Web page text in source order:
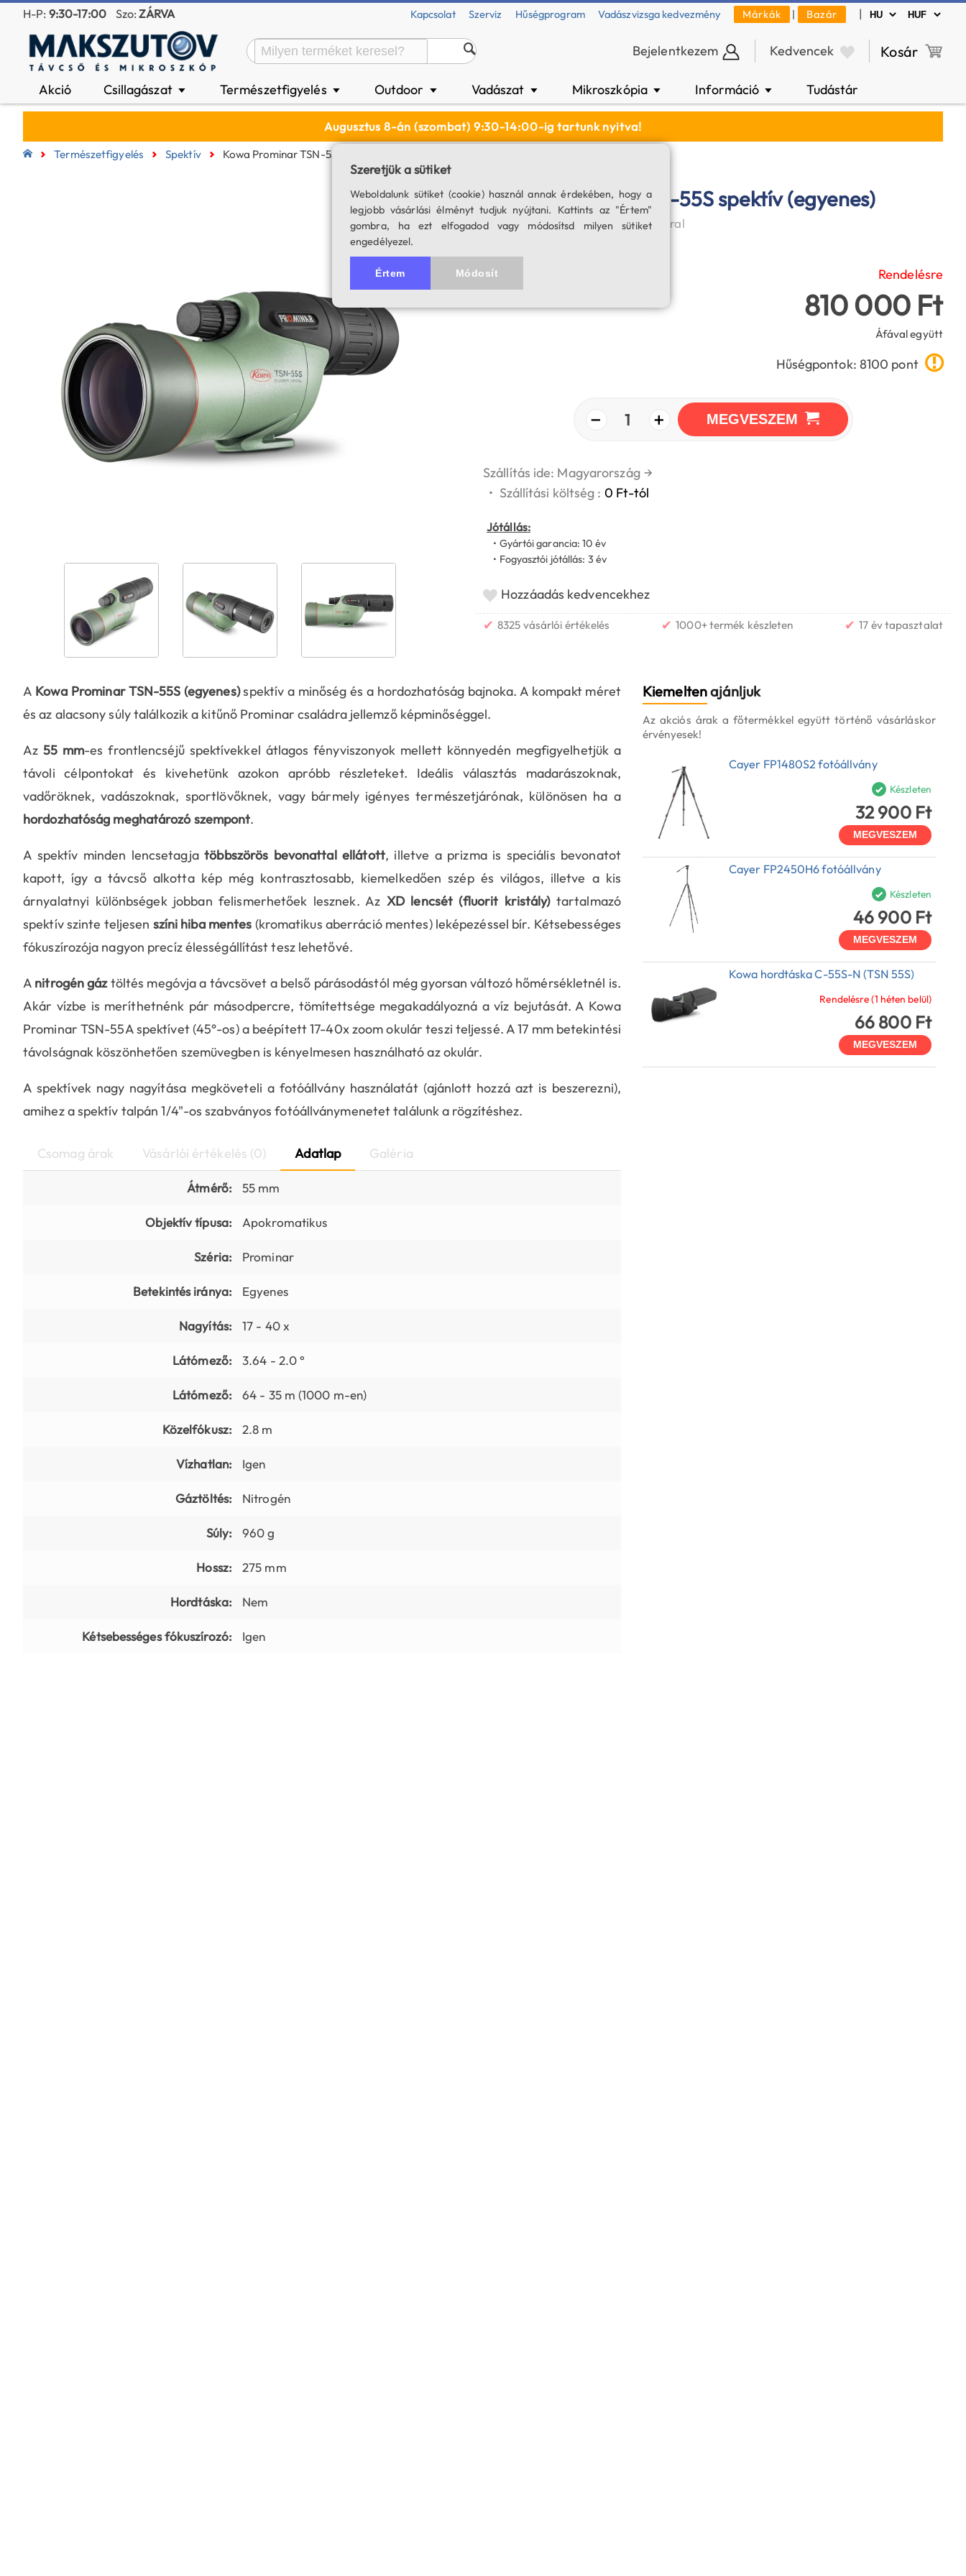
H-P: 9:30-17:00 Szo:ZÁRVA Kapcsolat Szerviz Hűségprogram Vadászvizsga kedvezmény Márkák | Bazár |
Bejelentkezem Kedvencek Kosár
Akció Csillagászat ▼ Természetfigyelés ▼ Outdoor ▼ Vadászat ▼ Mikroszkópia ▼ Információ ▼ Tudástár
Augusztus 8-án (szombat) 9:30-14:00-ig tartunk nyitva!
Természetfigyelés Spektív Kowa Prominar TSN-55S Spektív (egyenes)
Kowa Prominar TSN-55S spektív (egyenes)
Beépített 17-40x nagyítású okulárral
Rendelésre
810 000 Ft
Áfával együtt
Hűségpontok: 8100 pont
− 1 + MEGVESZEM
Szállítás ide: Magyarország →
• Szállítási költség : 0 Ft-tól
Jótállás:
• Gyártói garancia: 10 év
• Fogyasztói jótállás: 3 év
Hozzáadás kedvencekhez
✔ 8325 vásárlói értékelés ✔ 1000+ termék készleten ✔ 17 év tapasztalat
A Kowa Prominar TSN-55S (egyenes)spektív a minőség és a hordozhatóság bajnoka. A kompakt méret
és az alacsony súly találkozik a kitűnő Prominar családra jellemző képminőséggel.
Az55 mm-es frontlencséjű spektívekkel átlagos fényviszonyok mellett könnyedén megfigyelhetjük a
távoli célpontokat és kivehetünk azokon apróbb részleteket. Ideális választás madarászoknak,
vadőröknek, vadászoknak, sportlövőknek, vagy bármely igényes természetjárónak, különösen ha a
hordozhatóság meghatározó szempont.
A spektív minden lencsetagjatöbbszörös bevonattal ellátott, illetve a prizma is speciális bevonatot
kapott, így a távcső alkotta kép még kontrasztosabb, kiemelkedően szép és világos, illetve a kis
árnyalatnyi különbségek jobban felismerhetőek lesznek. Az XD lencsét (fluorit kristály)tartalmazó
spektív szinte teljesen színi hiba mentes (kromatikus aberráció mentes) leképezéssel bír. Kétsebességes
fókuszírozója nagyon precíz élességállítást tesz lehetővé.
A nitrogén gáztöltés megóvja a távcsövet a belső párásodástól még gyorsan változó hőmérsékletnél is.
Akár vízbe is meríthetnénk pár másodpercre, tömítettsége megakadályozná a víz bejutását. A Kowa
Prominar TSN-55A spektívet (45°-os) a beépített 17-40x zoom okulár teszi teljessé. A 17 mm betekintési
távolságnak köszönhetően szemüvegben is kényelmesen használható az okulár.
A spektívek nagy nagyítása megköveteli a fotóállvány használatát (ajánlott hozzá azt is beszerezni),
amihez a spektív talpán 1/4"-os szabványos fotóállványmenetet találunk a rögzítéshez.
Csomag árak Vásárlói értékelés (0) Adatlap Galéria
Átmérő: 55 mm
Objektív típusa: Apokromatikus
Széria: Prominar
Betekintés iránya: Egyenes
Nagyítás: 17 - 40 x
Látómező: 3.64 - 2.0 °
Látómező: 64 - 35 m (1000 m-en)
Közelfókusz: 2.8 m
Vízhatlan: Igen
Gáztöltés: Nitrogén
Súly: 960 g
Hossz: 275 mm
Hordtáska: Nem
Kétsebességes fókuszírozó: Igen
Kiemeltenajánljuk
Az akciós árak a főtermékkel együtt történő vásárláskor
érvényesek!
Cayer FP1480S2 fotóállvány
Készleten
32 900 Ft
MEGVESZEM
Cayer FP2450H6 fotóállvány
Készleten
46 900 Ft
MEGVESZEM
Kowa hordtáska C-55S-N (TSN 55S)
Rendelésre (1 héten belül)
66 800 Ft
MEGVESZEM
Szeretjük a sütiket
Weboldalunk sütiket (cookie) használ annak érdekében, hogy a
legjobb vásárlási élményt tudjuk nyújtani. Kattints az "Értem"
gombra, ha ezt elfogadod vagy módosítsd milyen sütiket
engedélyezel.
Értem Módosít